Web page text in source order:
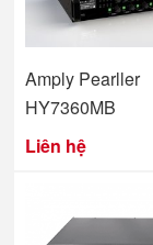
Amply Pearller
HY7360MB
Liên hệ